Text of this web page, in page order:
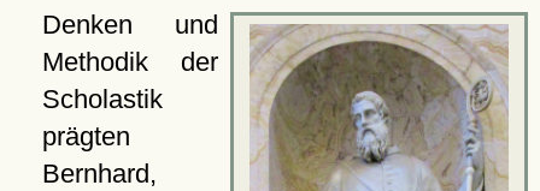
Denken und
Methodik der
Scholastik
prägten
Bernhard,